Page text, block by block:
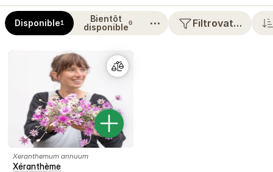
Disponible1
Bientôt
disponible0 ⋯ Filtrovat…
Xeranthemum annuum
Xéranthème